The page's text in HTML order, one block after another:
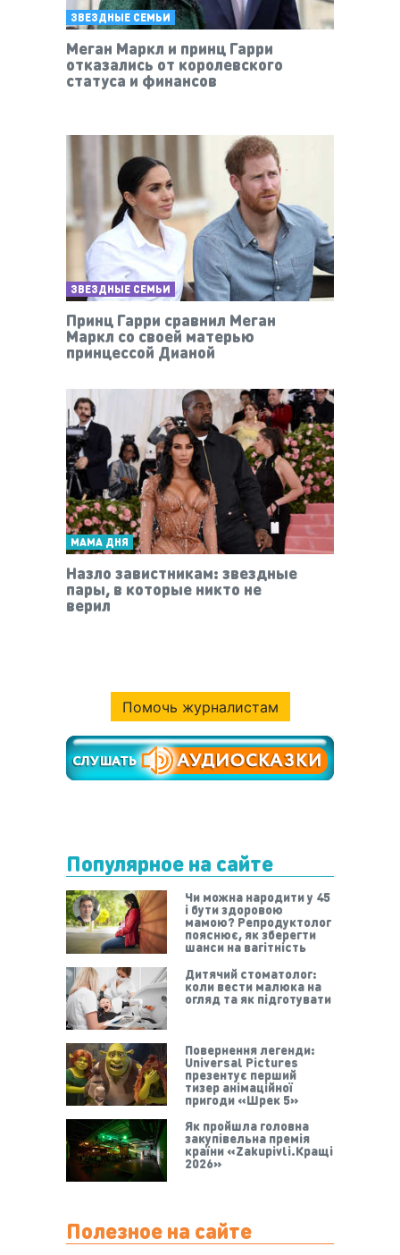
ЗВЕЗДНЫЕ СЕМЬИ
Меган Маркл и принц Гарри
отказались от королевского
статуса и финансов
ЗВЕЗДНЫЕ СЕМЬИ
Принц Гарри сравнил Меган
Маркл со своей матерью
принцессой Дианой
МАМА ДНЯ
Назло завистникам: звездные
пары, в которые никто не
верил
Помочь журналистам
Популярное на сайте
Чи можна народити у 45
і бути здоровою
мамою? Репродуктолог
пояснює, як зберегти
шанси на вагітність
Дитячий стоматолог:
коли вести малюка на
огляд та як підготувати
Повернення легенди:
Universal Pictures
презентує перший
тизер анімаційної
пригоди «Шрек 5»
Як пройшла головна
закупівельна премія
країни «Zakupivli.Кращі
2026»
Полезное на сайте